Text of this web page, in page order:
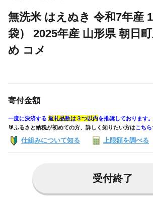
無洗米 はえぬき 令和7年産
袋） 2025年産 山形県 朝日
め コメ
寄付金額
一度に決済する 返礼品数は３つ以内を推奨しております。
🔰ふるさと納税が初めての方、詳しく知りたい方はこちら
仕組みについて知る 上限額を調べる
受付終了